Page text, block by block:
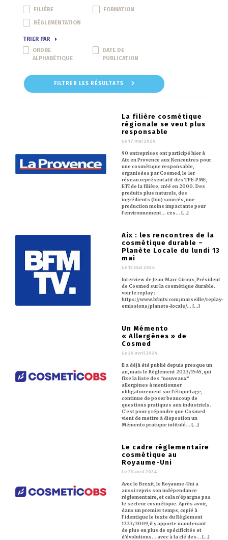
FILIÈRE
FORMATION
RÉGLEMENTATION
TRIER PAR
ORDRE
ALPHABÉTIQUE
DATE DE
PUBLICATION
FILTRER LES RÉSULTATS
La filière cosmétique
régionale se veut plus
responsable
Le 17 mai 2024
90 entreprises ont participé hier à
Aix en Provence aux Rencontres pour
une cosmétique responsable,
organisées par Cosmed, le 1er
réseau représentatif des TPE-PME,
ETI de la filière, créé en 2000. Des
produits plus naturels, des
ingrédients (bio) sourcés, une
production moins impactante pour
l’environnement… ces… [...]
Aix : les rencontres de la
cosmétique durable –
Planète Locale du lundi 13
mai
Le 13 mai 2024
Interview de Jean-Marc Giroux, Président
de Cosmed sur la cosmétique durable.
voir le replay :
https://www.bfmtv.com/marseille/replay-
emissions/planete-locale/… [...]
Un Mémento
« Allergènes » de
Cosmed
Le 29 avril 2024
Il a déjà été publié depuis presque un
an, mais le Règlement 2023/1545, qui
fixe la liste des “nouveaux”
allergènes à mentionner
obligatoirement sur l’étiquetage,
continue de poser beaucoup de
questions pratiques aux industriels.
C’est pour y répondre que Cosmed
vient de mettre à dispostion un
Mémento pratique intitulé… [...]
Le cadre réglementaire
cosmétique au
Royaume-Uni
Le 23 avril 2024
Avec le Brexit, le Royaume-Uni a
aussi repris son indépendance
réglementaire, et cela n’épargne pas
le secteur cosmétique. Après avoir,
dans un premier temps, copié à
l’identique le texte du Règlement
1223/2009, il y apporte maintenant
de plus en plus de spécificités et
d’évolutions… avec à la clé des… [...]